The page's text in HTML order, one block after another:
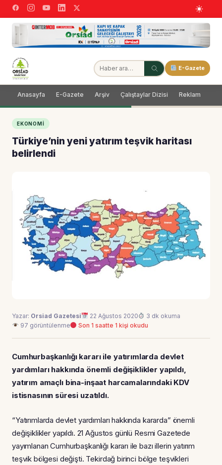
E-Gazete
Anasayfa E-Gazete Arşiv Çalıştaylar Dizisi Reklam
EKONOMI
Türkiye’nin yeni yatırım teşvik haritası
belirlendi
Yazar: Orsiad Gazetesi 22 Ağustos 2020
3 dk okuma
97 görüntülenme
Son 1 saatte 1 kişi okudu
Cumhurbaşkanlığı kararı ile yatırımlarda devlet
yardımları hakkında önemli değişiklikler yapıldı,
yatırım amaçlı bina-inşaat harcamalarındaki KDV
istisnasının süresi uzatıldı.
“Yatırımlarda devlet yardımları hakkında kararda” önemli
değişiklikler yapıldı. 21 Ağustos günlü Resmi Gazetede
yayımlanan Cumhurbaşkanlığı kararı ile bazı illerin yatırım
teşvik bölgesi değişti. Tekirdağ birinci bölge teşvikleri